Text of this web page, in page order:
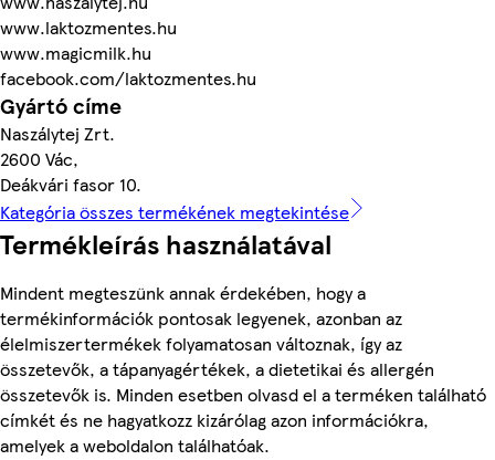
www.laktozmentes.hu
www.magicmilk.hu
facebook.com/laktozmentes.hu
Gyártó címe
Naszálytej Zrt.
2600 Vác,
Deákvári fasor 10.
Kategória összes termékének megtekintése
Termékleírás használatával
Mindent megteszünk annak érdekében, hogy a
termékinformációk pontosak legyenek, azonban az
élelmiszertermékek folyamatosan változnak, így az
összetevők, a tápanyagértékek, a dietetikai és allergén
összetevők is. Minden esetben olvasd el a terméken található
címkét és ne hagyatkozz kizárólag azon információkra,
amelyek a weboldalon találhatóak.